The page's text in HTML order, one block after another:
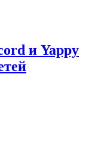
и Yappy